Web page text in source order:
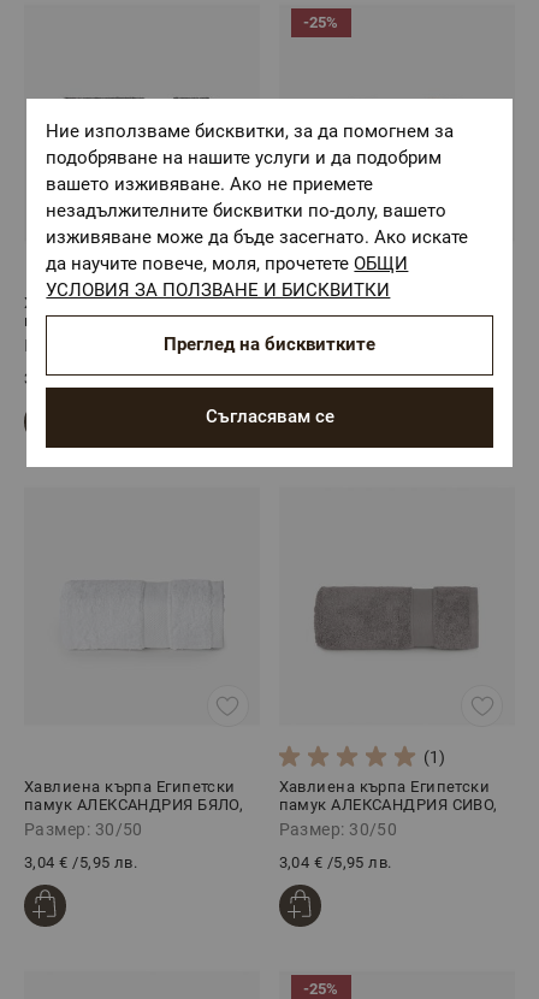
Хавлиена кърпа Египетски
памук АЛЕКСАНДРИЯ ЧЕРНО,
30/50
Размер: 30/50
3,04 €/5,95 лв.
-25%
Хавлиена кърпа Египетски
памук АЛЕКСАНДРИЯ
БЕЖОВО, 30/50
Размер: 30/50
3,04 €/5,95 лв. 2,28 €/4,46 лв.
Хавлиена кърпа Египетски
памук АЛЕКСАНДРИЯ БЯЛО,
30/50
Размер: 30/50
3,04 € /5,95 лв.
(1)
Хавлиена кърпа Египетски
памук АЛЕКСАНДРИЯ СИВО,
30/50
Размер: 30/50
3,04 € /5,95 лв.
-25%
Ние използваме бисквитки, за да помогнем за
подобряване на нашите услуги и да подобрим
вашето изживяване. Ако не приемете
незадължителните бисквитки по-долу, вашето
изживяване може да бъде засегнато. Ако искате
да научите повече, моля, прочететеОБЩИ
УСЛОВИЯ ЗА ПОЛЗВАНЕ И БИСКВИТКИ
Съгласявам се
Преглед на бисквитките